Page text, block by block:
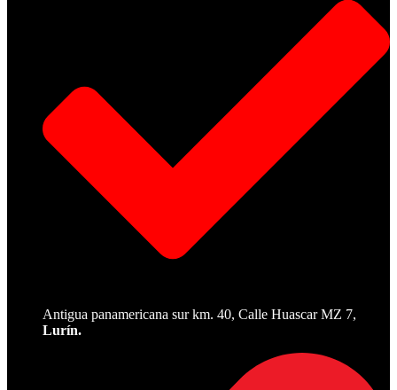
Antigua panamericana sur km. 40, Calle Huascar MZ 7,
Lurín.